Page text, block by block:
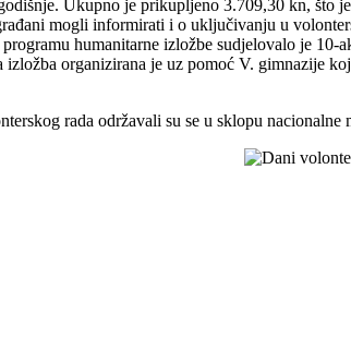
Ukupno je prikupljeno 3.709,30 kn, što
mogli informirati i o uključivanju u
humanitarne izložbe sudjelovalo je
izložba organizirana je uz pomoć V. gimnazije
rada održavali su se u sklopu nacionalne